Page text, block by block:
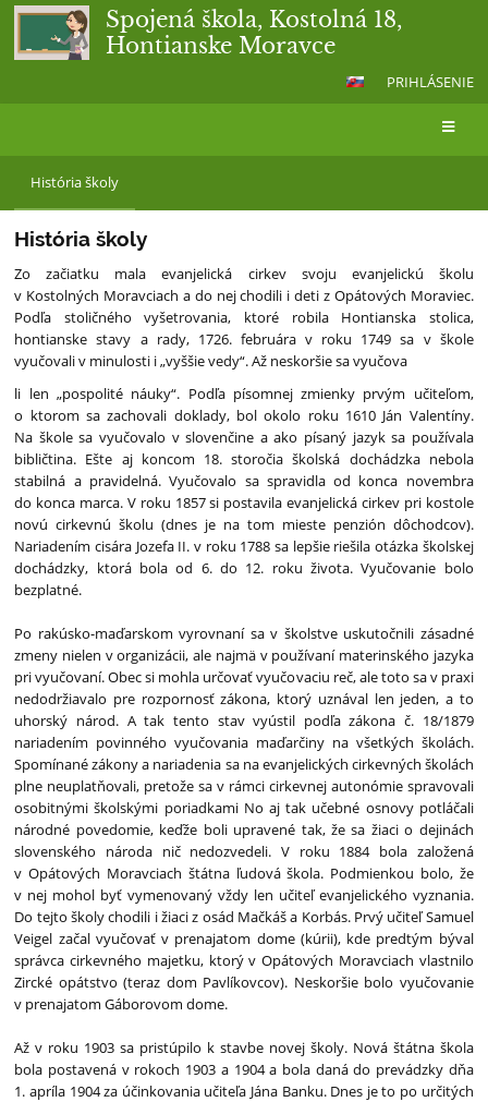
Spojená škola, Kostolná 18,
Hontianske Moravce
PRIHLÁSENIE
školy
História školy
História školy
Zo začiatku mala evanjelická cirkev svoju evanjelickú školu
v Kostolných Moravciach a do nej chodili i deti z Opátových Moraviec.
Podľa stoličného vyšetrovania, ktoré robila Hontianska stolica,
hontianske stavy a rady, 1726. februára v roku 1749 sa v škole
vyučovali v minulosti i „vyššie vedy“. Až neskoršie sa vyučova
li len „pospolité náuky“. Podľa písomnej zmienky prvým učiteľom,
o ktorom sa zachovali doklady, bol okolo roku 1610 Ján Valentíny.
Na škole sa vyučovalo v slovenčine a ako písaný jazyk sa používala
bibličtina. Ešte aj koncom 18. storočia školská dochádzka nebola
stabilná a pravidelná. Vyučovalo sa spravidla od konca novembra
do konca marca. V roku 1857 si postavila evanjelická cirkev pri kostole
novú cirkevnú školu (dnes je na tom mieste penzión dôchodcov).
Nariadením cisára Jozefa II. v roku 1788 sa lepšie riešila otázka školskej
dochádzky, ktorá bola od 6. do 12. roku života. Vyučovanie bolo
bezplatné.
Po rakúsko-maďarskom vyrovnaní sa v školstve uskutočnili zásadné
zmeny nielen v organizácii, ale najmä v používaní materinského jazyka
pri vyučovaní. Obec si mohla určovať vyučovaciu reč, ale toto sa v praxi
nedodržiavalo pre rozpornosť zákona, ktorý uznával len jeden, a to
uhorský národ. A tak tento stav vyústil podľa zákona č. 18/1879
nariadením povinného vyučovania maďarčiny na všetkých školách.
Spomínané zákony a nariadenia sa na evanjelických cirkevných školách
plne neuplatňovali, pretože sa v rámci cirkevnej autonómie spravovali
osobitnými školskými poriadkami No aj tak učebné osnovy potláčali
národné povedomie, keďže boli upravené tak, že sa žiaci o dejinách
slovenského národa nič nedozvedeli. V roku 1884 bola založená
v Opátových Moravciach štátna ľudová škola. Podmienkou bolo, že
v nej mohol byť vymenovaný vždy len učiteľ evanjelického vyznania.
Do tejto školy chodili i žiaci z osád Mačkáš a Korbás. Prvý učiteľ Samuel
Veigel začal vyučovať v prenajatom dome (kúrii), kde predtým býval
správca cirkevného majetku, ktorý v Opátových Moravciach vlastnilo
Zircké opátstvo (teraz dom Pavlíkovcov). Neskoršie bolo vyučovanie
v prenajatom Gáborovom dome.
Až v roku 1903 sa pristúpilo k stavbe novej školy. Nová štátna škola
bola postavená v rokoch 1903 a 1904 a bola daná do prevádzky dňa
1. apríla 1904 za účinkovania učiteľa Jána Banku. Dnes je to po určitých